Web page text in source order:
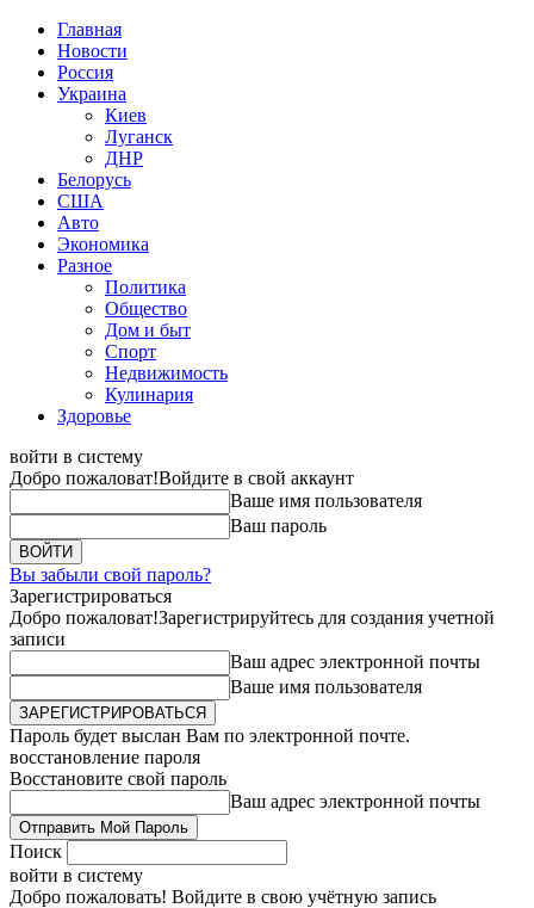
Главная
Новости
Россия
Украина
Киев
Луганск
ДНР
Белорусь
США
Авто
Экономика
Разное
Политика
Общество
Дом и быт
Спорт
Недвижимость
Кулинария
Здоровье
войти в систему
Добро пожаловат!Войдите в свой аккаунт
Ваше имя пользователя
Ваш пароль
Вы забыли свой пароль?
Зарегистрироваться
Добро пожаловат!Зарегистрируйтесь для создания учетной
записи
Ваш адрес электронной почты
Ваше имя пользователя
Пароль будет выслан Вам по электронной почте.
восстановление пароля
Восстановите свой пароль
Ваш адрес электронной почты
Поиск
войти в систему
Добро пожаловать! Войдите в свою учётную запись